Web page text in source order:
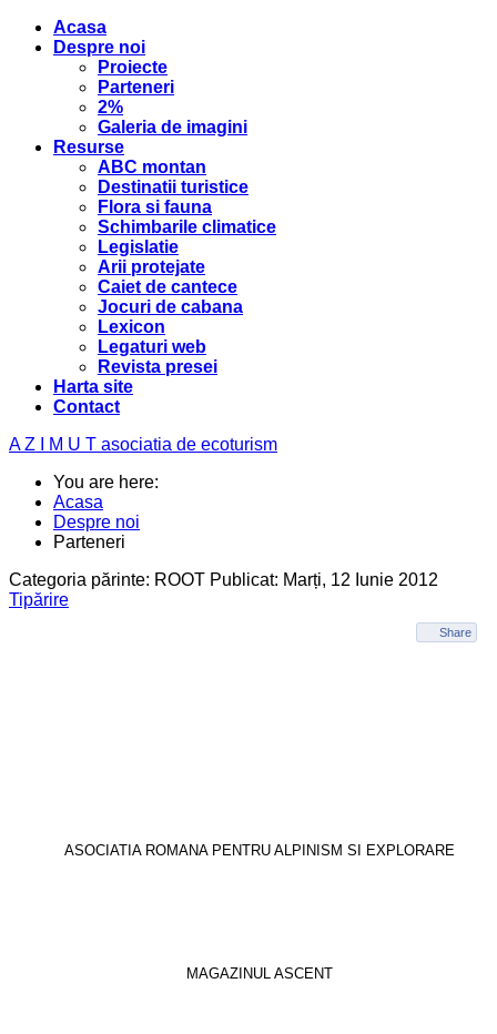
Acasa
Despre noi
Proiecte
Parteneri
2%
Galeria de imagini
Resurse
ABC montan
Destinatii turistice
Flora si fauna
Schimbarile climatice
Legislatie
Arii protejate
Caiet de cantece
Jocuri de cabana
Lexicon
Legaturi web
Revista presei
Harta site
Contact
A Z I M U T asociatia de ecoturism
You are here:
Acasa
Despre noi
Parteneri
Categoria părinte: ROOT Publicat: Marți, 12 Iunie 2012
Tipărire
Share
ASOCIATIA ROMANA PENTRU ALPINISM SI EXPLORARE
MAGAZINUL ASCENT